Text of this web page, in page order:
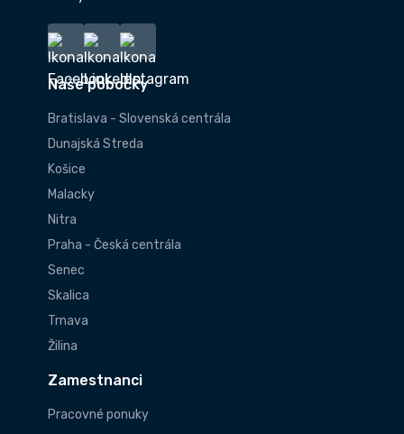
Naše pobočky
Bratislava - Slovenská centrála
Dunajská Streda
Košice
Malacky
Nitra
Praha - Česká centrála
Senec
Skalica
Trnava
Žilina
Zamestnanci
Pracovné ponuky